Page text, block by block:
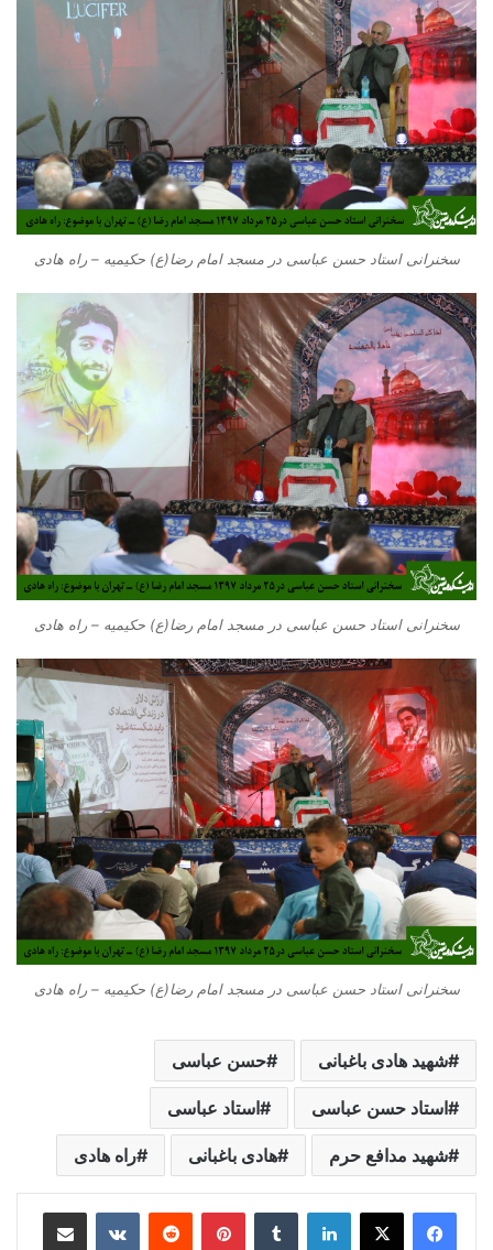
سخنرانی استاد حسن عباسی در مسجد امام رضا(ع) حکیمیه – راه هادی
سخنرانی استاد حسن عباسی در مسجد امام رضا(ع) حکیمیه – راه هادی
سخنرانی استاد حسن عباسی در مسجد امام رضا(ع) حکیمیه – راه هادی
شهید هادی باغبانی حسن عباسی
استاد حسن عباسی استاد عباسی
شهید مدافع حرم هادی باغبانی راه هادی
لینکدین ‫تامبلر ‫پین‌ترست‫رددیت ‫VKontakteاشتراک گذاری از طریق ایمیل